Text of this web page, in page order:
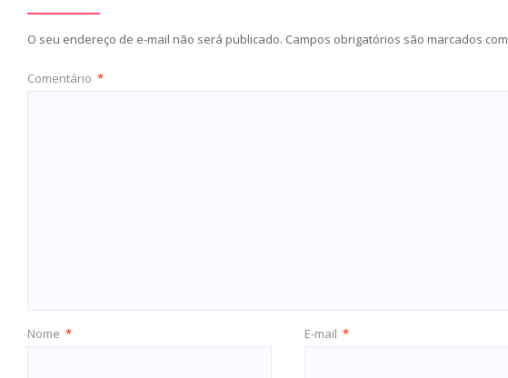
O seu endereço de e-mail não será publicado. Campos obrigatórios são marcados com
Comentário *
Nome * E-mail *